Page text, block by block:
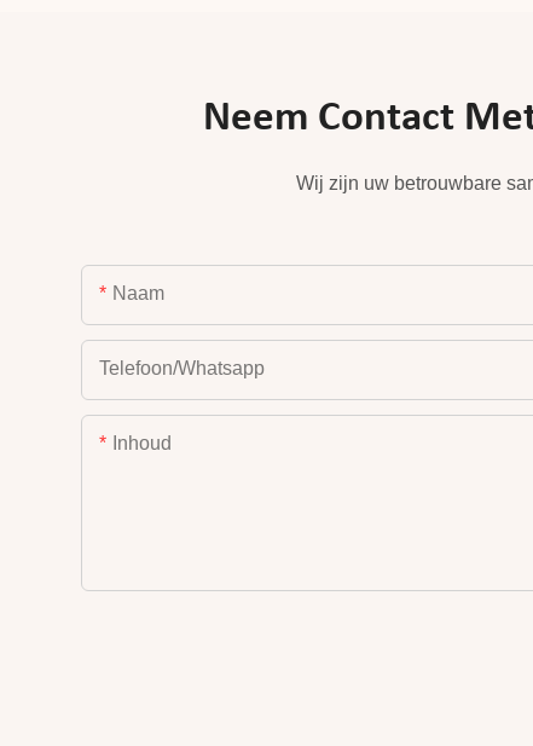
Neem Contact
Wij zijn uw betrouwbare
Naam
Telefoon/whatsapp
Inhoud